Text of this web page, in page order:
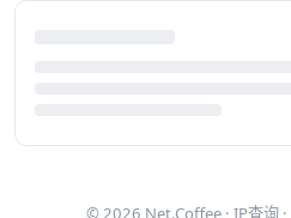
© 2026 Net.Coffee · IP查询 ·